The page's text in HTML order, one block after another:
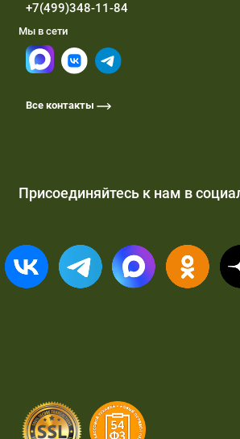
+7(499)348-11-84
Мы в сети
Все контакты
Присоединяйтесь к нам в